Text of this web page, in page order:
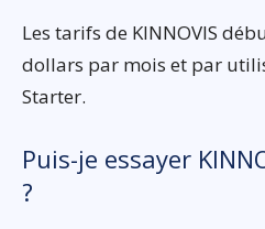
Les tarifs de KINNOVIS
dollars par mois et par
Starter.
Puis-je essayer
?